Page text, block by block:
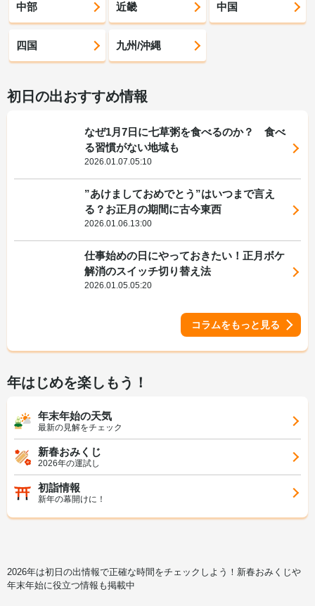
中部 近畿 中国
四国 九州/沖縄
初日の出おすすめ情報
なぜ1月7日に七草粥を食べるのか？ 食べ
る習慣がない地域も
2026.01.07.05:10
”あけましておめでとう”はいつまで言え
る？お正月の期間に古今東西
2026.01.06.13:00
仕事始めの日にやっておきたい！正月ボケ
解消のスイッチ切り替え法
2026.01.05.05:20
コラムをもっと見る
年はじめを楽しもう！
年末年始の天気
最新の見解をチェック
新春おみくじ
2026年の運試し
初詣情報
新年の幕開けに！
2026年は初日の出情報で正確な時間をチェックしよう！新春おみくじや
年末年始に役立つ情報も掲載中